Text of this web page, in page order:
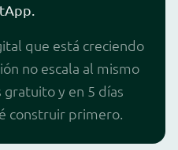
que está creciendo
no escala al mismo
y en 5 días
construir primero.